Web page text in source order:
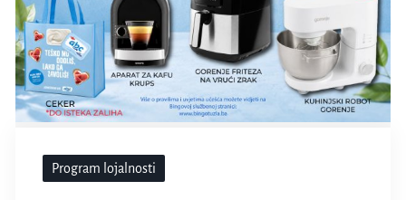
Program lojalnosti